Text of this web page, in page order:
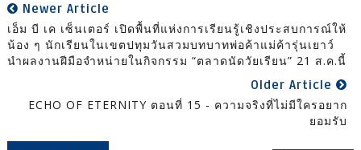
Newer Article
เอ็ม บี เค เซ็นเตอร์ เปิดพื้นที่แห่งการเรียนรู้เชิงประสบการณ์ให้
น้อง ๆ นักเรียนในเขตปทุมวันสวมบทบาทพ่อค้าแม่ค้ารุ่นเยาว์
นำผลงานฝีมือจำหน่ายในกิจกรรม “ตลาดนัดวัยเรียน” 21 ส.ค.นี้
Older Article
ECHO OF ETERNITY ตอนที่ 15 - ความจริงที่ไม่มีใครอยาก
ยอมรับ